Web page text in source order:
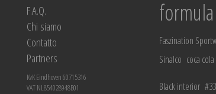
F.A.Q.
Chi siamo
Contatto
Partners
KvK Eindhoven 60715316
VAT NL854028948B01
formula
Faszination
Sinalco coca cola
Black interior